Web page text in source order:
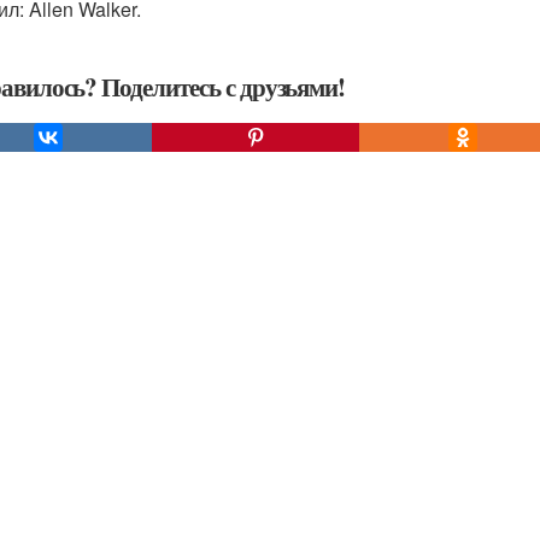
Allen Walker.
Поделитесь с друзьями!